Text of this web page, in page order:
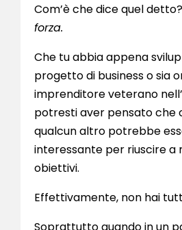
Com’è che dice quel detto?
forza.
Che tu abbia appena
progetto di business o sia
imprenditore veterano
potresti aver pensato che
qualcun altro potrebbe
interessante per riuscire a
obiettivi.
Effettivamente, non hai
Soprattutto quando in un